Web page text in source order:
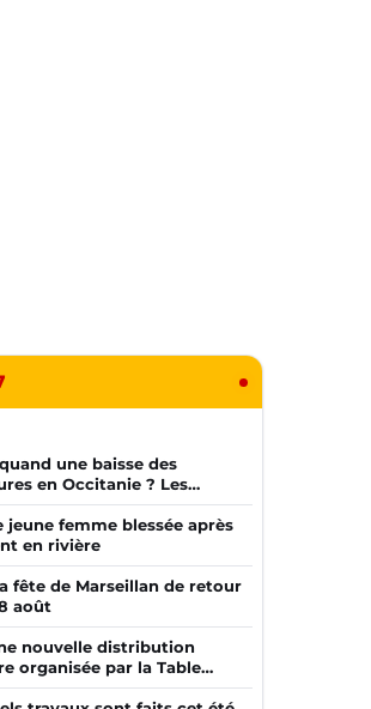
une baisse des
en Occitanie ? Les
jeune femme blessée après
en rivière
fête de Marseillan de retour
août
nouvelle distribution
organisée par la Table